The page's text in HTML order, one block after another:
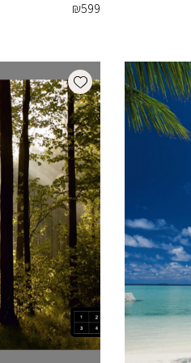
₪599
Add wishlist